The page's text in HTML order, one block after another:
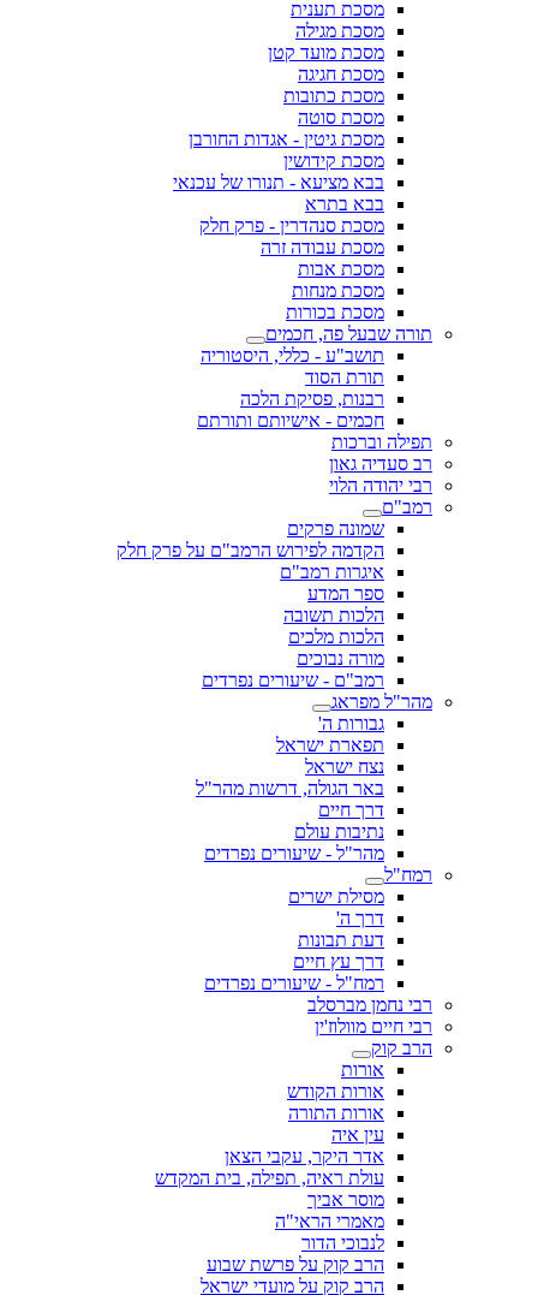
מסכת תענית
מסכת מגילה
מסכת מועד קטן
מסכת חגיגה
מסכת כתובות
מסכת סוטה
מסכת גיטין - אגדות החורבן
מסכת קידושין
בבא מציעא - תנורו של עכנאי
בבא בתרא
מסכת סנהדרין - פרק חלק
מסכת עבודה זרה
מסכת אבות
מסכת מנחות
מסכת בכורות
תורה שבעל פה, חכמים
תושב"ע - כללי, היסטוריה
תורת הסוד
רבנות, פסיקת הלכה
חכמים - אישיותם ותורתם
תפילה וברכות
רב סעדיה גאון
רבי יהודה הלוי
רמב"ם
שמונה פרקים
הקדמה לפירוש הרמב"ם על פרק חלק
איגרות רמב"ם
ספר המדע
הלכות תשובה
הלכות מלכים
מורה נבוכים
רמב"ם - שיעורים נפרדים
מהר"ל מפראג
גבורות ה'
תפארת ישראל
נצח ישראל
באר הגולה, דרשות מהר"ל
דרך חיים
נתיבות עולם
מהר"ל - שיעורים נפרדים
רמח"ל
מסילת ישרים
דרך ה'
דעת תבונות
דרך עץ חיים
רמח"ל - שיעורים נפרדים
רבי נחמן מברסלב
רבי חיים מוולוז'ין
הרב קוק
אורות
אורות הקודש
אורות התורה
עין איה
אדר היקר, עקבי הצאן
עולת ראיה, תפילה, בית המקדש
מוסר אביך
מאמרי הראי"ה
לנבוכי הדור
הרב קוק על פרשת שבוע
הרב קוק על מועדי ישראל